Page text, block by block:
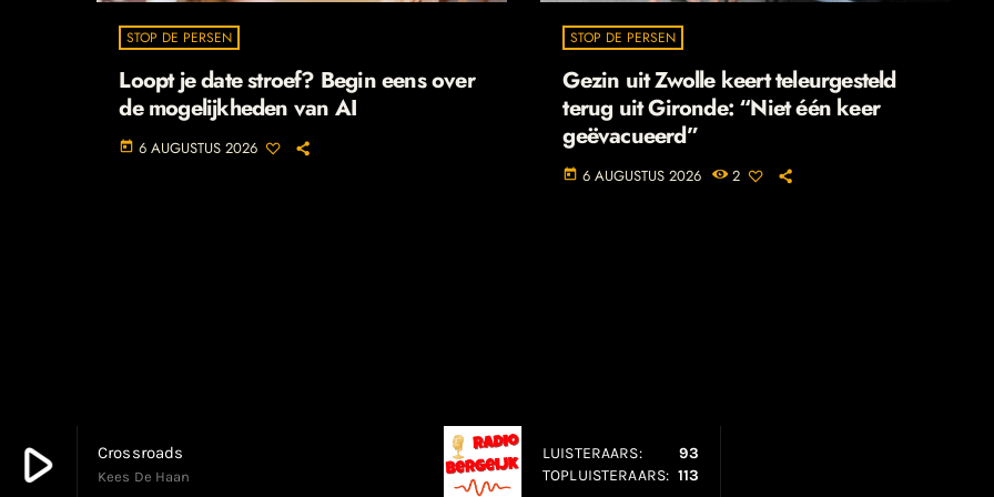
play_arrow Crossroads
Kees De Haan
LUISTERAARS:
93
TOPLUISTERAARS: 113
STOP DE PERSEN
Loopt je date stroef? Begin eens over
de mogelijkheden van AI
today 6 AUGUSTUS 2026
STOP DE PERSEN
Gezin uit Zwolle keert teleurgesteld
terug uit Gironde: “Niet één keer
geëvacueerd”
today 6 AUGUSTUS 2026 2